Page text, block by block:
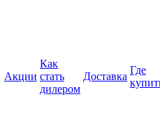
Акции
Как
стать
дилером
Доставка
Где